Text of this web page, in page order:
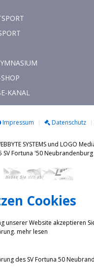
KANAL
Impressum Datenschutz
SYSTEMS und LOGO
SV Fortuna '50
Cookies
unserer Website akzeptieren
mehr lesen
des SV Fortuna 50